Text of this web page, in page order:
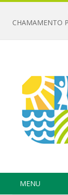
MENU